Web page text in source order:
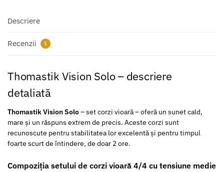
Descriere
Recenzii 1
Thomastik Vision Solo – descriere
detaliată
Thomastik Vision Solo– set corzi vioară – oferă un sunet cald,
mare și un răspuns extrem de precis. Aceste corzi sunt
recunoscute pentru stabilitatea lor excelentă și pentru timpul
foarte scurt de întindere, de doar 2 ore.
Compoziția setului de corzi vioară 4/4 cu tensiune medie